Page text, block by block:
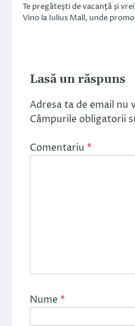
Te pregăteşti de vacanţă şi
Vino la Iulius Mall, unde
Lasă un răspuns
Adresa ta de email nu
Câmpurile obligatorii
Comentariu *
Nume*